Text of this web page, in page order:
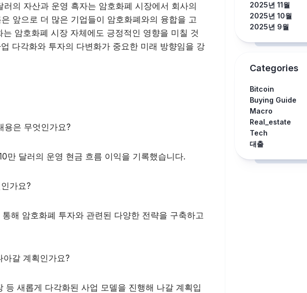
의 자산과 운영 흑자는 암호화폐 시장에서 회사의
앞으로 더 많은 기업들이 암호화폐와의 융합을 고
암호화폐 시장 자체에도 긍정적인 영향을 미칠 것
다각화와 투자의 다변화가 중요한 미래 방향임을 강
용은 무엇인가요?
만 달러의 운영 현금 흐름 이익을 기록했습니다.
가요?
해 암호화폐 투자와 관련된 다양한 전략을 구축하고
아갈 계획인가요?
등 새롭게 다각화된 사업 모델을 진행해 나갈 계획입
2025년 11월
2025년 10월
2025년 9월
Categories
Bitcoin
Buying Guide
Macro
Real_estate
Tech
대출